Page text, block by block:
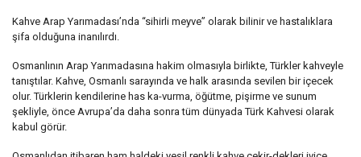
Kahve Arap Yarımadası’nda “sihirli meyve” olarak bilinir ve hastalıklara
şifa olduğuna inanılırdı.
Osmanlının Arap Yarımadasına hakim olmasıyla birlikte, Türkler kahveyle
tanıştılar. Kahve, Osmanlı sarayında ve halk arasında sevilen bir içecek
olur. Türklerin kendilerine has ka-vurma, öğütme, pişirme ve sunum
şekliyle, önce Avrupa’da daha sonra tüm dünyada Türk Kahvesi olarak
kabul görür.